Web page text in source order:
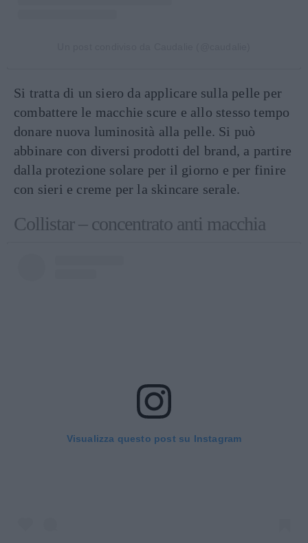
Si tratta di un siero da applicare sulla pelle per
combattere le macchie scure e allo stesso tempo
donare nuova luminosità alla pelle. Si può
abbinare con diversi prodotti del brand, a partire
dalla protezione solare per il giorno e per finire
con sieri e creme per la skincare serale.
Collistar – concentrato anti macchia
Visualizza questo post su Instagram